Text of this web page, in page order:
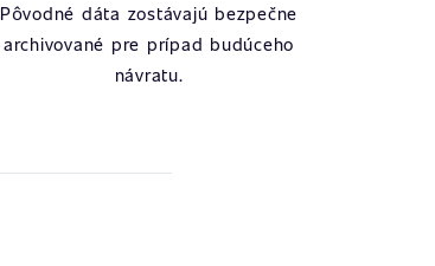
Pôvodné dáta zostávajú bezpečne
archivované pre prípad budúceho
návratu.